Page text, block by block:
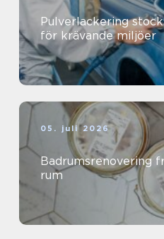
Pulverlackering stockholm
för krävande miljöer
05. juli 2026
Badrumsrenovering från idé till färdigt
rum